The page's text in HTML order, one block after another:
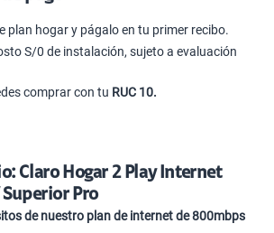
canales Liga 1 Incluido
plan hogar y págalo en tu primer recibo.
S/0 de instalación, sujeto a evaluación
comprar con tu RUC 10.
Claro Hogar 2 Play Internet
Pro
de nuestro plan de internet de 800mbps